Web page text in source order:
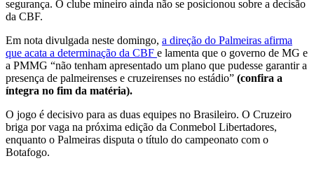
segurança. O clube mineiro ainda não se posicionou sobre a decisão
da CBF.
Em nota divulgada neste domingo, a direção do Palmeiras afirma
que acata a determinação da CBF e lamenta que o governo de MG e
a PMMG “não tenham apresentado um plano que pudesse garantir a
presença de palmeirenses e cruzeirenses no estádio” (confira a
íntegra no fim da matéria).
O jogo é decisivo para as duas equipes no Brasileiro. O Cruzeiro
briga por vaga na próxima edição da Conmebol Libertadores,
enquanto o Palmeiras disputa o título do campeonato com o
Botafogo.